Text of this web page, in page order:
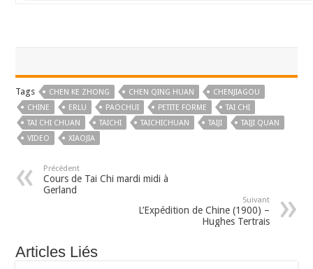
Tags CHEN KE ZHONG CHEN QING HUAN
CHENJIAGOU
CHINE
ERLU PAOCHUI PETITE FORME
TAI CHI
TAI CHI CHUAN
TAICHI TAICHICHUAN TAIJI
TAIJI QUAN
VIDEO
XIAOJIA
Précédent
Cours de Tai Chi mardi midi à
Gerland
Suivant
L’Expédition de Chine (1900) –
Hughes Tertrais
Articles Liés